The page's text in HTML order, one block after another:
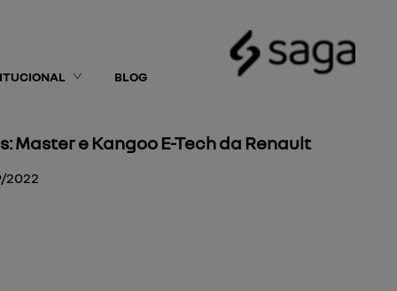
BLOG
Master e Kangoo E-Tech da Renault
2022